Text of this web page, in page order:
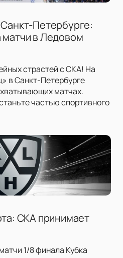
Петербурге:
в Ледовом
страстей с СКА! На
в Санкт-Петербурге
матчах.
частью спортивного
СКА принимает
1/8 финала Кубка